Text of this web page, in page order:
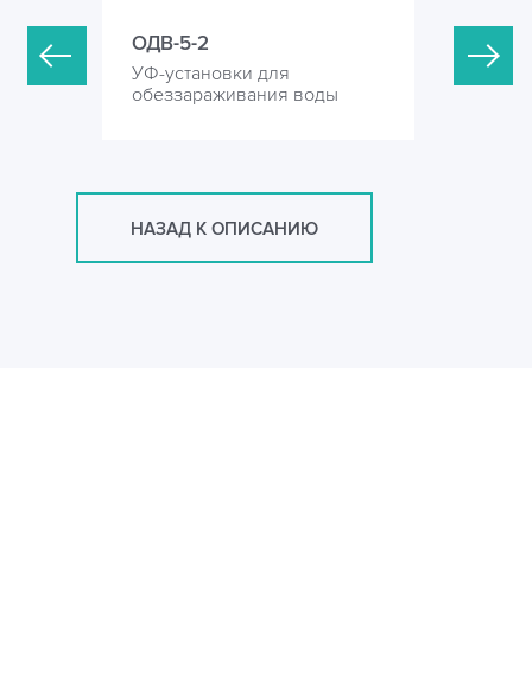
ОДВ-5-2
УФ-установки для
обеззараживания воды
ОДВ-5-4
УФ-
НАЗАД К ОПИСАНИЮ